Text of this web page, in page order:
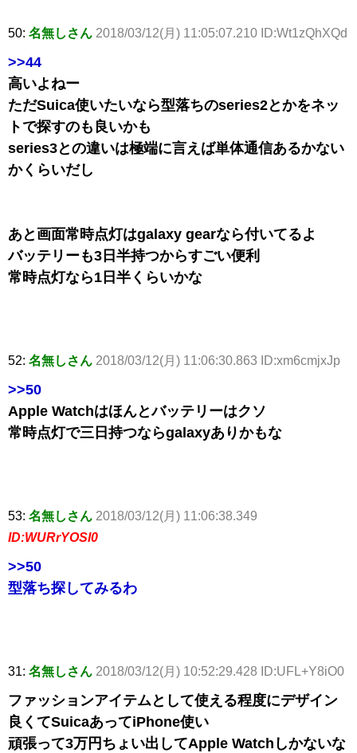
50: 名無しさん 2018/03/12(月) 11:05:07.210 ID:Wt1zQhXQd
>>44
高いよねー
ただSuica使いたいなら型落ちのseries2とかをネッ
トで探すのも良いかも
series3との違いは極端に言えば単体通信あるかない
かくらいだし
あと画面常時点灯はgalaxy gearなら付いてるよ
バッテリーも3日半持つからすごい便利
常時点灯なら1日半くらいかな
52: 名無しさん 2018/03/12(月) 11:06:30.863 ID:xm6cmjxJp
>>50
Apple Watchはほんとバッテリーはクソ
常時点灯で三日持つならgalaxyありかもな
53: 名無しさん 2018/03/12(月) 11:06:38.349
ID:WURrYOSl0
>>50
型落ち探してみるわ
31: 名無しさん 2018/03/12(月) 10:52:29.428 ID:UFL+Y8iO0
ファッションアイテムとして使える程度にデザイン
良くてSuicaあってiPhone使い
頑張って3万円ちょい出してApple Watchしかないな